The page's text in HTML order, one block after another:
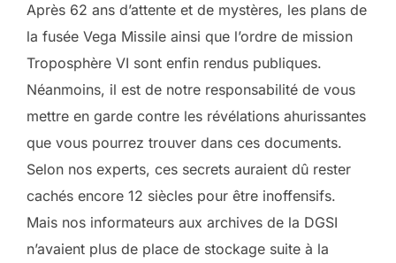
Après 62 ans d’attente et de mystères, les plans de
la fusée Vega Missile ainsi que l’ordre de mission
Troposphère VI sont enfin rendus publiques.
Néanmoins, il est de notre responsabilité de vous
mettre en garde contre les révélations ahurissantes
que vous pourrez trouver dans ces documents.
Selon nos experts, ces secrets auraient dû rester
cachés encore 12 siècles pour être inoffensifs.
Mais nos informateurs aux archives de la DGSI
n’avaient plus de place de stockage suite à la